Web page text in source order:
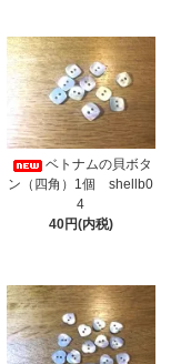
ベトナムの貝ボタ
ン（四角）1個 shellb0
4
40円(内税)